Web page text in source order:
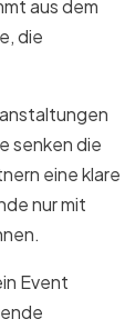
aus dem
die
senken die
eine klare
nur mit
Event